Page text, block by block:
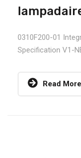
0310F200-01
Specification V1-
Read More